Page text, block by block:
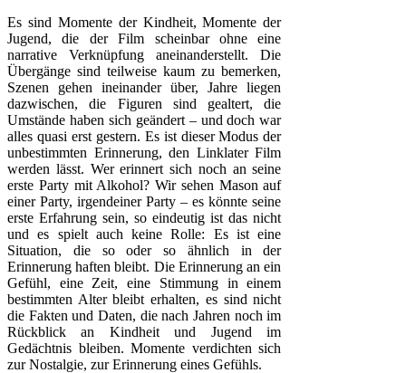
Es sind Momente der Kindheit, Momente der
Jugend, die der Film scheinbar ohne eine
narrative Verknüpfung aneinanderstellt. Die
Übergänge sind teilweise kaum zu bemerken,
Szenen gehen ineinander über, Jahre liegen
dazwischen, die Figuren sind gealtert, die
Umstände haben sich geändert – und doch war
alles quasi erst gestern. Es ist dieser Modus der
unbestimmten Erinnerung, den Linklater Film
werden lässt. Wer erinnert sich noch an seine
erste Party mit Alkohol? Wir sehen Mason auf
einer Party, irgendeiner Party – es könnte seine
erste Erfahrung sein, so eindeutig ist das nicht
und es spielt auch keine Rolle: Es ist eine
Situation, die so oder so ähnlich in der
Erinnerung haften bleibt. Die Erinnerung an ein
Gefühl, eine Zeit, eine Stimmung in einem
bestimmten Alter bleibt erhalten, es sind nicht
die Fakten und Daten, die nach Jahren noch im
Rückblick an Kindheit und Jugend im
Gedächtnis bleiben. Momente verdichten sich
zur Nostalgie, zur Erinnerung eines Gefühls.